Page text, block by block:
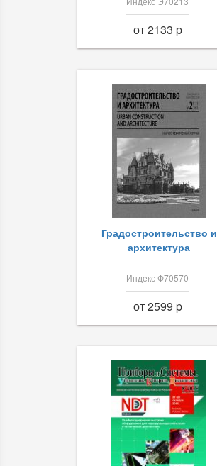
от 2133 p
Градостроительство и
архитектура
Индекс Ф70570
от 2599 p